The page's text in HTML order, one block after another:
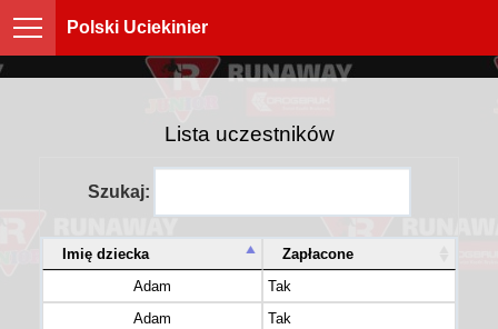
Polski Uciekinier
Lista uczestników
Szukaj:
Imię dziecka
Zapłacone
Adam
Tak
Adam
Tak